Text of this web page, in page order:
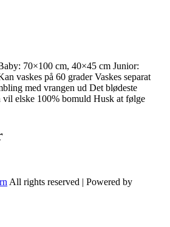
70×100 cm, 40×45 cm Junior:
vaskes på 60 grader Vaskes separat
med vrangen ud Det blødeste
vil elske 100% bomuld Husk at følge
All rights reserved | Powered by